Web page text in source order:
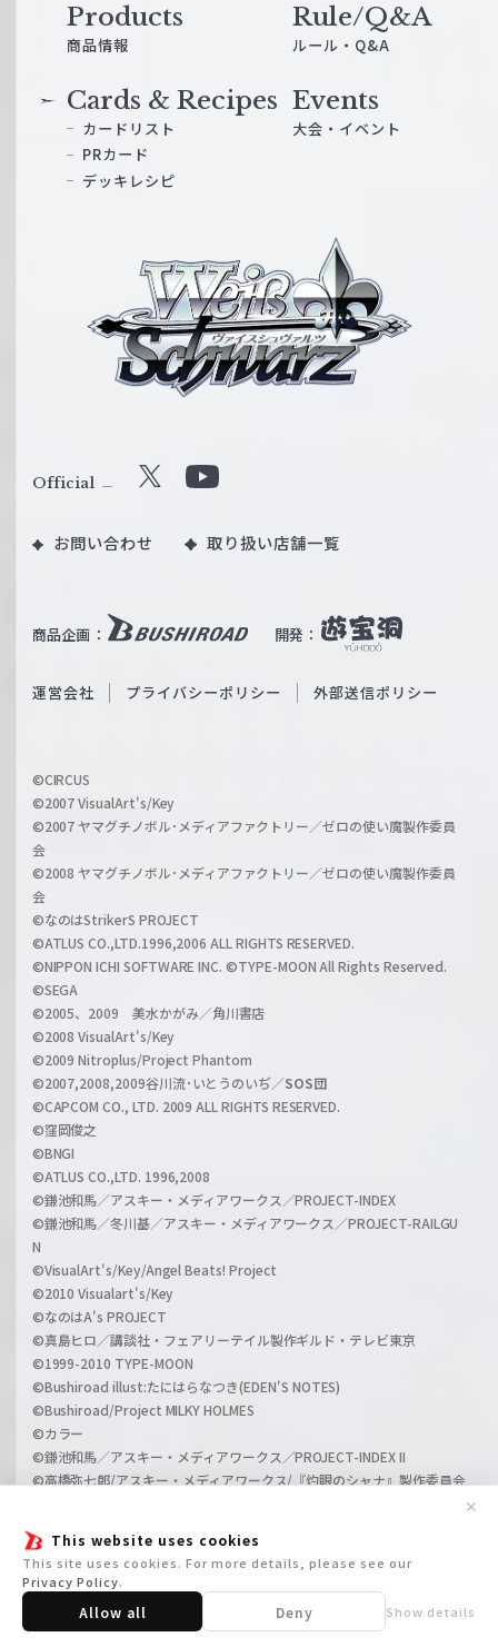
This website uses cookies
This site uses cookies. For more details, please see our
Privacy Policy.
Allow all Deny Show details
✕
ス
ル
W
ß
c
a
r
z
Products
商品情報
Cards & Recipes
カードリスト
PRカード
デッキレシピ
Events
大会・イベント
Rule/Q&A
ルール・Q&A
商品企画： 開発：
Official X
u
b
O
i
l
h
a
n
l
お問い合わせ 取り扱い店舗一覧
運営会社 プライバシーポリシー 外部送信ポリシー
©CIRCUS
©2007 VisualArt's/Key
©2007 ヤマグチノボル･メディアファクトリー／ゼロの使い魔製作委員
会
©2008 ヤマグチノボル･メディアファクトリー／ゼロの使い魔製作委員
会
©なのはStrikerS PROJECT
©ATLUS CO.,LTD.1996,2006 ALL RIGHTS RESERVED.
©NIPPON ICHI SOFTWARE INC. ©TYPE-MOON All Rights Reserved.
©SEGA
©2005、2009 美水かがみ／角川書店
©2008 VisualArt's/Key
©2009 Nitroplus/Project Phantom
©2007,2008,2009谷川流･いとうのいぢ／SOS団
©CAPCOM CO., LTD. 2009 ALL RIGHTS RESERVED.
©窪岡俊之
©BNGI
©ATLUS CO.,LTD. 1996,2008
©鎌池和馬／アスキー・メディアワークス／PROJECT-INDEX
©鎌池和馬／冬川基／アスキー・メディアワークス／PROJECT-RAILGU
N
©VisualArt's/Key/Angel Beats! Project
©2010 Visualart's/Key
©なのはA's PROJECT
©真島ヒロ／講談社・フェアリーテイル製作ギルド・テレビ東京
©1999-2010 TYPE-MOON
©Bushiroad illust:たにはらなつき(EDEN'S NOTES)
©Bushiroad/Project MILKY HOLMES
©カラー
©鎌池和馬／アスキー・メディアワークス／PROJECT-INDEX II
©高橋弥七郎/アスキー・メディアワークス/『灼眼のシャナ』製作委員会
©VisualArt's/Key
©2009,2011 ビックウエスト／劇場版マクロスＦ製作委員会
©西尾維新／講談社・アニプレックス・シャフト
©ギルティクラウン製作委員会